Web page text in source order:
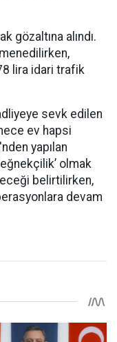
gözaltına alındı.
lira idari trafik
sevk edilen
ev hapsi
yapılan
olmak
belirtilirken,
devam